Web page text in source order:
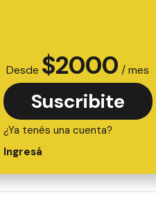
Desde $2000 / mes
Suscribite
¿Ya tenés una cuenta?
Ingresá